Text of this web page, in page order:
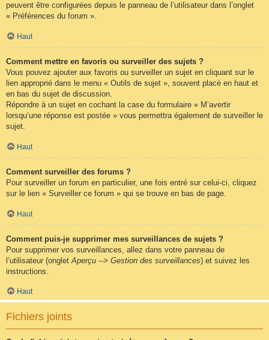
peuvent être configurées depuis le panneau de l’utilisateur dans l’onglet
« Préférences du forum ».
Haut
Comment mettre en favoris ou surveiller des sujets ?
Vous pouvez ajouter aux favoris ou surveiller un sujet en cliquant sur le
lien approprié dans le menu « Outils de sujet », souvent placé en haut et
en bas du sujet de discussion.
Répondre à un sujet en cochant la case du formulaire « M’avertir
lorsqu’une réponse est postée » vous permettra également de surveiller le
sujet.
Haut
Comment surveiller des forums ?
Pour surveiller un forum en particulier, une fois entré sur celui-ci, cliquez
sur le lien « Surveiller ce forum » qui se trouve en bas de page.
Haut
Comment puis-je supprimer mes surveillances de sujets ?
Pour supprimer vos surveillances, allez dans votre panneau de
l’utilisateur (onglet Aperçu --> Gestion des surveillances) et suivez les
instructions.
Haut
Fichiers joints